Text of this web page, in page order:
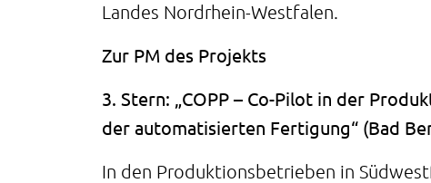
Landes Nordrhein-Westfalen.
Zur PM des Projekts
3. Stern: „COPP – Co-Pilot in der
der automatisierten Fertigung“ (Bad
In den Produktionsbetrieben in